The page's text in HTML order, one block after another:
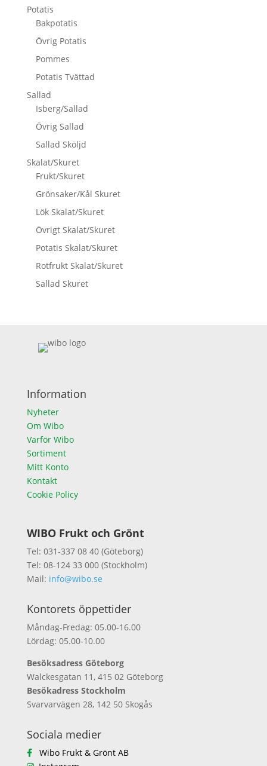
Potatis
Bakpotatis
Övrig Potatis
Pommes
Potatis Tvättad
Sallad
Isberg/Sallad
Övrig Sallad
Sallad Sköljd
Skalat/Skuret
Frukt/Skuret
Grönsaker/Kål Skuret
Lök Skalat/Skuret
Övrigt Skalat/Skuret
Potatis Skalat/Skuret
Rotfrukt Skalat/Skuret
Sallad Skuret
Information
Nyheter
Om Wibo
Varför Wibo
Sortiment
Mitt Konto
Kontakt
Cookie Policy
WIBO Frukt och Grönt
Tel: 031-337 08 40 (Göteborg)
Tel: 08-124 33 000 (Stockholm)
Mail: info@wibo.se
Kontorets öppettider
Måndag-Fredag: 05.00-16.00
Lördag: 05.00-10.00
Besöksadress Göteborg
Walckesgatan 11, 415 02 Göteborg
Besökadress Stockholm
Svarvarvägen 28, 142 50 Skogås
Sociala medier
Wibo Frukt & Grönt AB